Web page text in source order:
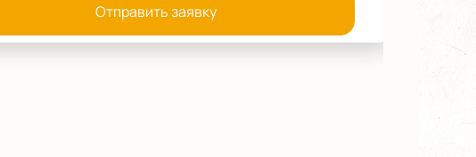
Отправить заявку